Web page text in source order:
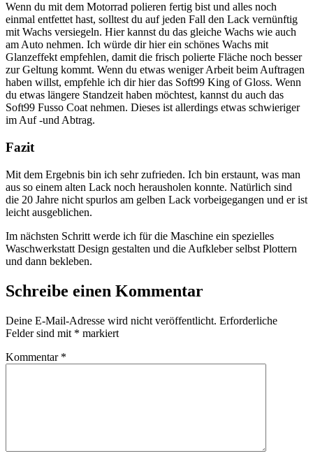
Wenn du mit dem Motorrad polieren fertig bist und alles noch
einmal entfettet hast, solltest du auf jeden Fall den Lack vernünftig
mit Wachs versiegeln. Hier kannst du das gleiche Wachs wie auch
am Auto nehmen. Ich würde dir hier ein schönes Wachs mit
Glanzeffekt empfehlen, damit die frisch polierte Fläche noch besser
zur Geltung kommt. Wenn du etwas weniger Arbeit beim Auftragen
haben willst, empfehle ich dir hier das Soft99 King of Gloss. Wenn
du etwas längere Standzeit haben möchtest, kannst du auch das
Soft99 Fusso Coat nehmen. Dieses ist allerdings etwas schwieriger
im Auf -und Abtrag.
Fazit
Mit dem Ergebnis bin ich sehr zufrieden. Ich bin erstaunt, was man
aus so einem alten Lack noch herausholen konnte. Natürlich sind
die 20 Jahre nicht spurlos am gelben Lack vorbeigegangen und er ist
leicht ausgeblichen.
Im nächsten Schritt werde ich für die Maschine ein spezielles
Waschwerkstatt Design gestalten und die Aufkleber selbst Plottern
und dann bekleben.
Schreibe einen Kommentar
Deine E-Mail-Adresse wird nicht veröffentlicht. Erforderliche
Felder sind mit * markiert
Kommentar *